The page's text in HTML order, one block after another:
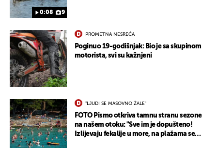
0:08 9
PROMETNA NESREĆA
Poginuo 19-godišnjak: Bio je sa skupinom
motorista, svi su kažnjeni
"LJUDI SE MASOVNO ŽALE"
FOTO Pismo otkriva tamnu stranu sezone
na našem otoku: "Sve im je dopušteno!
Izlijevaju fekalije u more, na plažama se